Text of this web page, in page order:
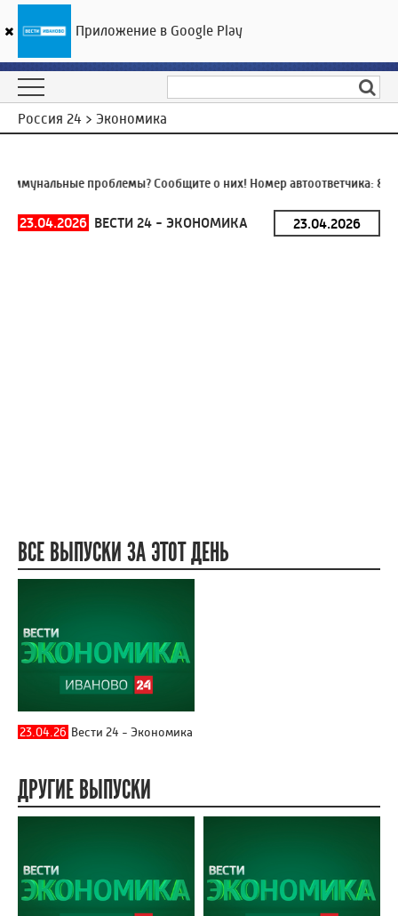
ГТРК «Ивтелерадио»
Россия 24 > Экономика
проблемы? Сообщите о них! Номер автоответчика:8
23.04.2026 ВЕСТИ 24 - ЭКОНОМИКА
ВСЕ ВЫПУСКИ ЗА ЭТОТ ДЕНЬ
23.04.26 Вести 24 - Экономика
ДРУГИЕ ВЫПУСКИ
Приложение в Google Play